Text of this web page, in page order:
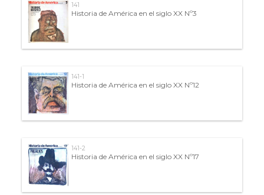
141
Historia de América en el siglo XX Nº3
141-1
Historia de América en el siglo XX Nº12
141-2
Historia de América en el siglo XX Nº17